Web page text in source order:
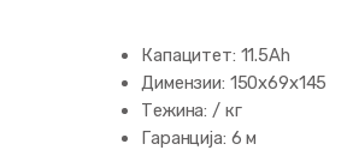
Капацитет: 11.5Ah
Димензии: 150x69x145
Тежина: / кг
Гаранција: 6 м